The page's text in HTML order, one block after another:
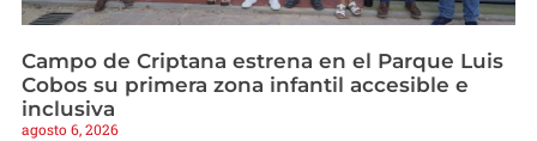
Campo de Criptana estrena en el Parque Luis
Cobos su primera zona infantil accesible e
inclusiva
agosto 6, 2026